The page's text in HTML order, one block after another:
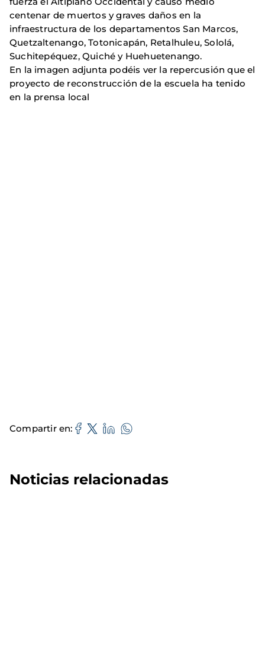
centenar de muertos y graves daños en la
infraestructura de los departamentos San Marcos,
Quetzaltenango, Totonicapán, Retalhuleu, Sololá,
Suchitepéquez, Quiché y Huehuetenango.
En la imagen adjunta podéis ver la repercusión que el
proyecto de reconstrucción de la escuela ha tenido
en la prensa local
Compartir en
Noticias relacionadas